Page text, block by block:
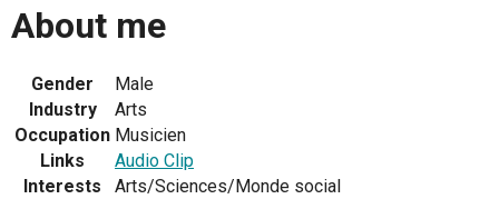
About me
Gender
Male
Industry
Arts
Occupation Musicien
Links
Audio Clip
Interests
Arts/Sciences/Monde social